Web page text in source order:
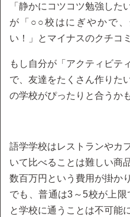
「静かにコツコツ勉強した
が「○○校はにぎやかで
い！」とマイナスのクチコ
もし自分が「アクティビテ
で、友達をたくさん作りた
の学校がぴったりと合うか
語学学校はレストランやカ
いて比べることは難しい商
数百万円という費用が掛か
でも、普通は3～5校が上
と学校に通うことは不可能